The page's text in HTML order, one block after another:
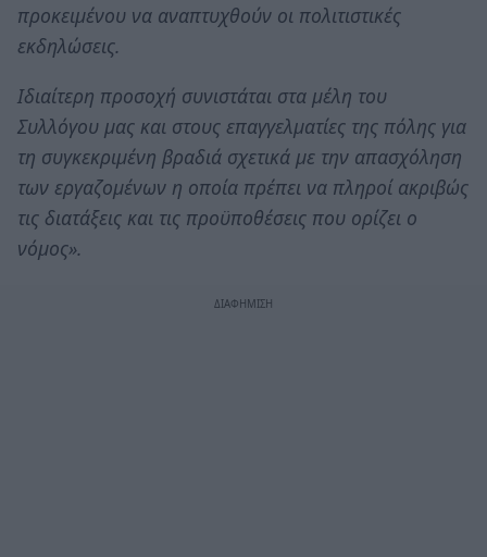
προκειμένου να αναπτυχθούν οι πολιτιστικές
εκδηλώσεις.
Ιδιαίτερη προσοχή συνιστάται στα μέλη του
Συλλόγου μας και στους επαγγελματίες της πόλης για
τη συγκεκριμένη βραδιά σχετικά με την απασχόληση
των εργαζομένων η οποία πρέπει να πληροί ακριβώς
τις διατάξεις και τις προϋποθέσεις που ορίζει ο
νόμος».